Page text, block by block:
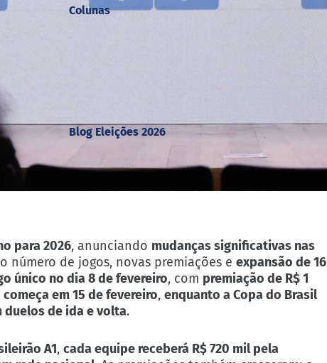
Colunas
Blog Eleições 2026
para 2026, anunciando mudanças significativas nas
número de jogos, novas premiações e expansão de 16
único no dia 8 de fevereiro, com premiação de R$ 1
em 15 de fevereiro, enquanto a Copa do Brasil
duelos de ida e volta.
A1, cada equipe receberá R$ 720 mil pela